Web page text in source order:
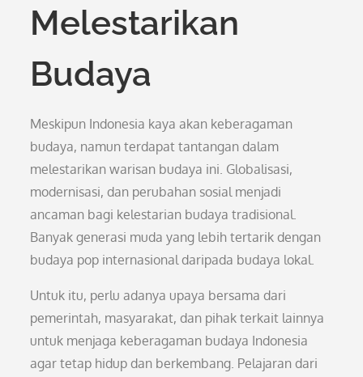
Melestarikan
Budaya
Meskipun Indonesia kaya akan keberagaman
budaya, namun terdapat tantangan dalam
melestarikan warisan budaya ini. Globalisasi,
modernisasi, dan perubahan sosial menjadi
ancaman bagi kelestarian budaya tradisional.
Banyak generasi muda yang lebih tertarik dengan
budaya pop internasional daripada budaya lokal.
Untuk itu, perlu adanya upaya bersama dari
pemerintah, masyarakat, dan pihak terkait lainnya
untuk menjaga keberagaman budaya Indonesia
agar tetap hidup dan berkembang. Pelajaran dari